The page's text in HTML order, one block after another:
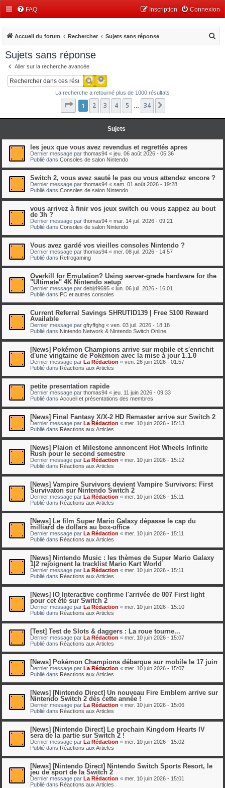
FAQ Connexion
Inscription
Accueil du forum Rechercher Sujets sans réponse
h
Sujets sans réponse
Aller sur la recherche avancée
Rechercher
Recherche avancée
La recherche a retourné plus de 1000 résultats
Page sur34
1 2 3 4 5 34
Sujets
les jeux que vous avez revendus et regrettés apres
Dernier message par thomas94 « jeu. 06 août 2026 - 05:36
Publié dans Consoles de salon Nintendo
Switch 2, vous avez sauté le pas ou vous attendez encore ?
Dernier message par thomas94 « sam. 01 août 2026 - 19:28
Publié dans Consoles de salon Nintendo
vous arrivez à finir vos jeux switch ou vous zappez au bout
de 3h ?
Dernier message par thomas94 « mar. 14 juil. 2026 - 09:21
Publié dans Consoles de salon Nintendo
Vous avez gardé vos vieilles consoles Nintendo ?
Dernier message par thomas94 « mer. 08 juil. 2026 - 14:57
Publié dans Retrogaming
Overkill for Emulation? Using server-grade hardware for the
"Ultimate" 4K Nintendo setup
Dernier message par debij49695 « lun. 06 juil. 2026 - 16:01
Publié dans PC et autres consoles
Current Referral Savings SHRUTID139 | Free $100 Reward
Available
Dernier message par gftyffghg « ven. 03 juil. 2026 - 18:18
Publié dans Nintendo Network & Nintendo Switch Online
[News] Pokémon Champions arrive sur mobile et s'enrichit
d'une vingtaine de Pokémon avec la mise à jour 1.1.0
Dernier message par La Rédaction « ven. 26 juin 2026 - 01:57
Publié dans Réactions aux Articles
petite presentation rapide
Dernier message par thomas94 « jeu. 11 juin 2026 - 09:33
Publié dans Accueil et présentations des membres
[News] Final Fantasy X/X-2 HD Remaster arrive sur Switch 2
Dernier message par La Rédaction « mer. 10 juin 2026 - 15:13
Publié dans Réactions aux Articles
[News] Plaion et Milestone annoncent Hot Wheels Infinite
Rush pour le second semestre
Dernier message par La Rédaction « mer. 10 juin 2026 - 15:12
Publié dans Réactions aux Articles
[News] Vampire Survivors devient Vampire Survivors: First
Survivaton sur Nintendo Switch 2
Dernier message par La Rédaction « mer. 10 juin 2026 - 15:11
Publié dans Réactions aux Articles
[News] Le film Super Mario Galaxy dépasse le cap du
milliard de dollars au box-office
Dernier message par La Rédaction « mer. 10 juin 2026 - 15:11
Publié dans Réactions aux Articles
[News] Nintendo Music : les thèmes de Super Mario Galaxy
1|2 rejoignent la tracklist Mario Kart World
Dernier message par La Rédaction « mer. 10 juin 2026 - 15:11
Publié dans Réactions aux Articles
[News] IO Interactive confirme l'arrivée de 007 First light
pour cet été sur Switch 2
Dernier message par La Rédaction « mer. 10 juin 2026 - 15:10
Publié dans Réactions aux Articles
[Test] Test de Slots & daggers : La roue tourne...
Dernier message par La Rédaction « mer. 10 juin 2026 - 15:07
Publié dans Réactions aux Articles
[News] Pokémon Champions débarque sur mobile le 17 juin
Dernier message par La Rédaction « mer. 10 juin 2026 - 15:07
Publié dans Réactions aux Articles
[News] [Nintendo Direct] Un nouveau Fire Emblem arrive sur
Nintendo Switch 2 dès cette année !
Dernier message par La Rédaction « mer. 10 juin 2026 - 15:06
Publié dans Réactions aux Articles
[News] [Nintendo Direct] Le prochain Kingdom Hearts IV
sera de la partie sur Switch 2 !
Dernier message par La Rédaction « mer. 10 juin 2026 - 15:02
Publié dans Réactions aux Articles
[News] [Nintendo Direct] Nintendo Switch Sports Resort, le
jeu de sport de la Switch 2
Dernier message par La Rédaction « mer. 10 juin 2026 - 15:01
Publié dans Réactions aux Articles